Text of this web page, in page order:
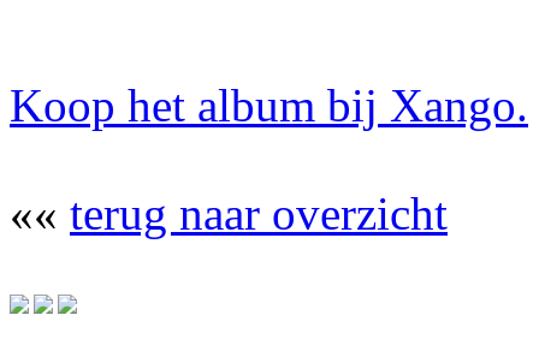
Koop het album bij Xango.
«« terug naar overzicht